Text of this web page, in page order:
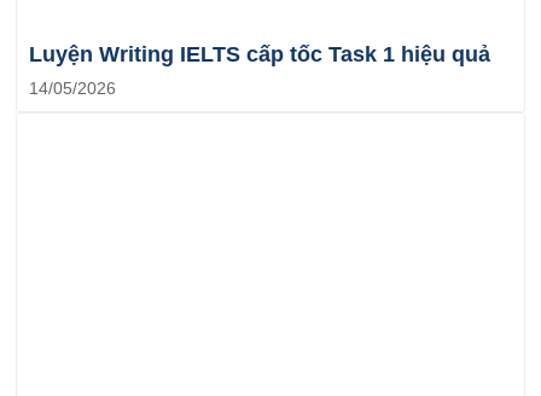
Luyện Writing IELTS cấp tốc Task 1 hiệu quả
14/05/2026